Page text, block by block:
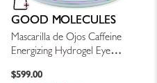
GOOD MOLECULES
Mascarilla de Ojos Caffeine
Energizing Hydrogel Eye
$599.00